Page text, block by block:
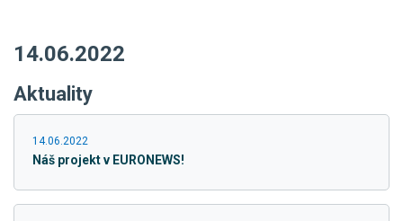
menu
na
Skočiť
pätičku
stránky
14.06.2022
Aktuality
14.06.2022
Náš projekt v EURONEWS!